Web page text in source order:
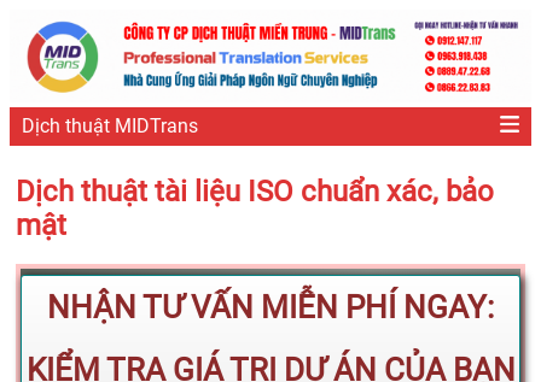
Dịch thuật MIDTrans
Dịch thuật tài liệu ISO chuẩn xác, bảo
mật
NHẬN TƯ VẤN MIỄN PHÍ NGAY:
KIỂM TRA GIÁ TRỊ DỰ ÁN CỦA BẠN